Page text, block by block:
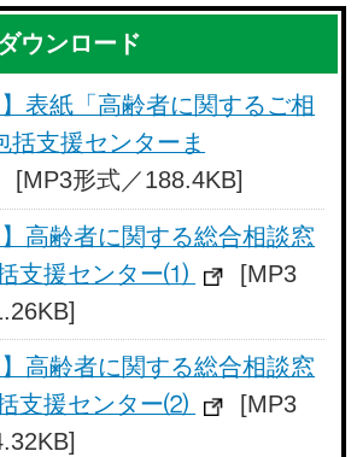
ウンロード
】表紙「高齢者に関するご相
括支援センターま
[MP3形式／188.4KB]
】高齢者に関する総合相談窓
支援センター⑴
[MP3
】高齢者に関する総合相談窓
支援センター⑵
[MP3